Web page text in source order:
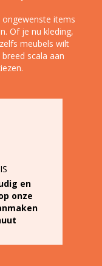
items
Of je nu kleding,
meubels wilt
scala aan
en
onze